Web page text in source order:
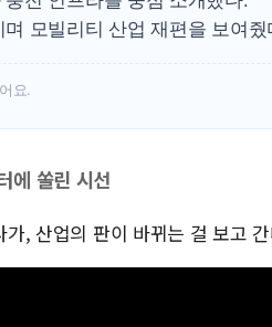
모빌리티 산업 재편을 보여줬
요.
에 쏠린 시선
, 산업의 판이 바뀌는 걸 보고